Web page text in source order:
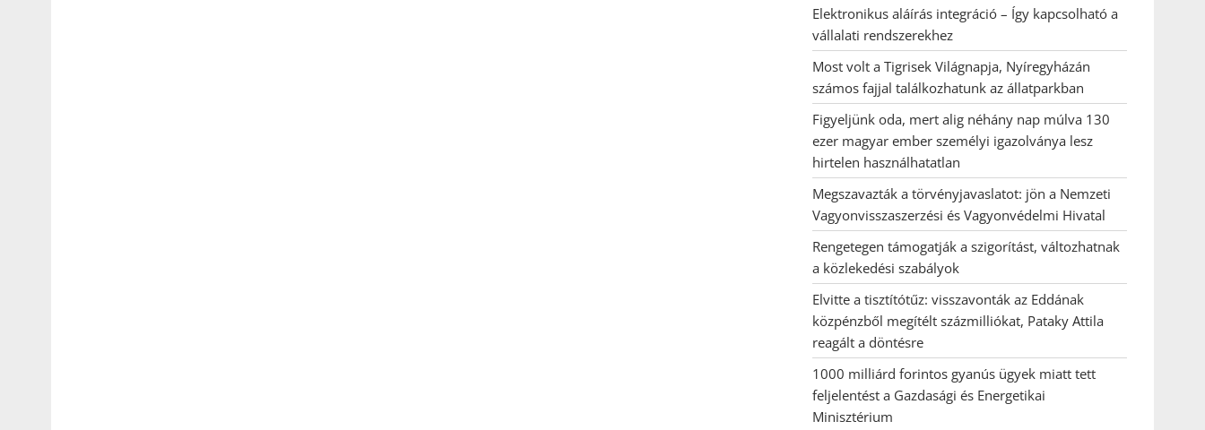
Elektronikus aláírás integráció – Így kapcsolható a
vállalati rendszerekhez
Most volt a Tigrisek Világnapja, Nyíregyházán
számos fajjal találkozhatunk az állatparkban
Figyeljünk oda, mert alig néhány nap múlva 130
ezer magyar ember személyi igazolványa lesz
hirtelen használhatatlan
Megszavazták a törvényjavaslatot: jön a Nemzeti
Vagyonvisszaszerzési és Vagyonvédelmi Hivatal
Rengetegen támogatják a szigorítást, változhatnak
a közlekedési szabályok
Elvitte a tisztítótűz: visszavonták az Eddának
közpénzből megítélt százmilliókat, Pataky Attila
reagált a döntésre
1000 milliárd forintos gyanús ügyek miatt tett
feljelentést a Gazdasági és Energetikai
Minisztérium